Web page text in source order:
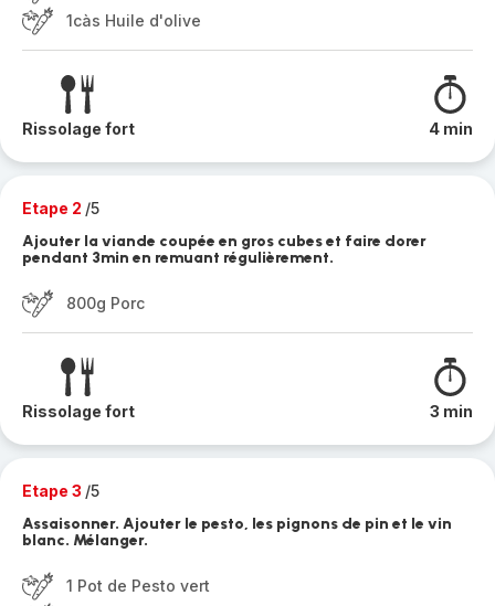
1càs Huile d'olive
Rissolage fort 4 min
Etape 2 /5
Ajouter la viande coupée en gros cubes et faire dorer
pendant 3min en remuant régulièrement.
800g Porc
Rissolage fort 3 min
Etape 3 /5
Assaisonner. Ajouter le pesto, les pignons de pin et le vin
blanc. Mélanger.
1 Pot de Pesto vert